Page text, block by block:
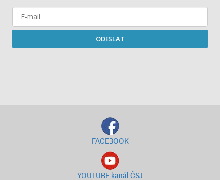
ODESLAT
FACEBOOK
YOUTUBE kanál ČSJ